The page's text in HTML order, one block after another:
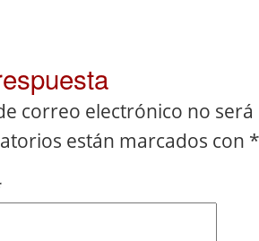
correo electrónico no
están marcados con *